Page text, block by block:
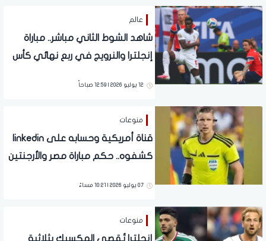
عالم
شاهد الشوط الثاني مباشر.. مباراة
إنجلترا والنرويج في ربع نهائي كأس
12 يوليو 2026 | 12:59 صباحاً
منوعات
قناة أمريكية وحسابه على linkedin
كشفوه.. حكم مباراة مصر والأرجنتين
07 يوليو 2026 | 10:21 مساءً
منوعات
إنجلترا تُقصي المكسيك بثلاثية